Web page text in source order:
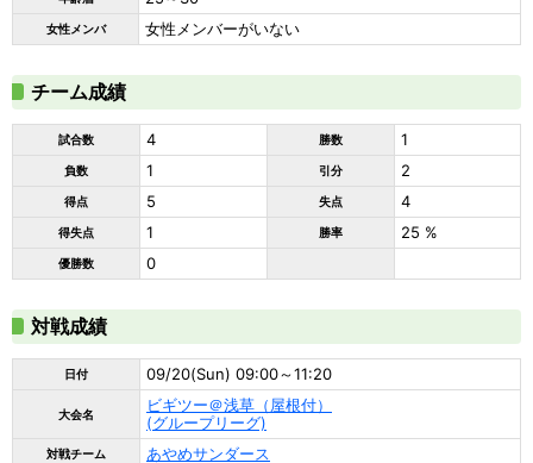
ー
女性メンバ 女性メンバーがいない
チーム成績
試合数 4 勝数 1
負数 1 引分 2
得点 5 失点 4
得失点 1 勝率 25 %
優勝数 0
対戦成績
日付 09/20(Sun) 09:00～11:20
大会名
ビギツー＠浅草（屋根付）
(グループリーグ)
対戦チーム あやめサンダース